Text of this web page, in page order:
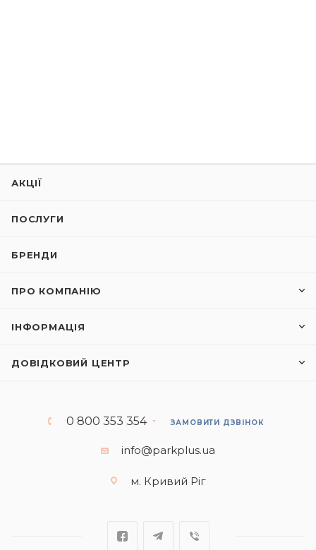
АКЦІЇ
ПОСЛУГИ
БРЕНДИ
ПРО КОМПАНІЮ
ІНФОРМАЦІЯ
ДОВІДКОВИЙ ЦЕНТР
0 800 353 354 ЗАМОВИТИ ДЗВІНОК
info@parkplus.ua
м. Кривий Ріг